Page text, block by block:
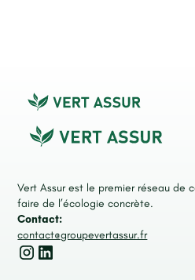
Vert Assur est le premier réseau de
faire de l’écologie concrète.
Contact:
contact@groupevertassur.fr